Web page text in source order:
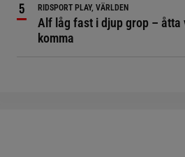
RIDSPORT PLAY, VÄRLDEN
Alf låg fast i djup grop – åtta
komma